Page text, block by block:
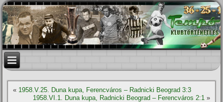
« 1958.V.25. Duna kupa, Ferencváros – Radnicki Beograd 3:3
1958.VI.1. Duna kupa, Radnicki Beograd – Ferencváros 2:1»